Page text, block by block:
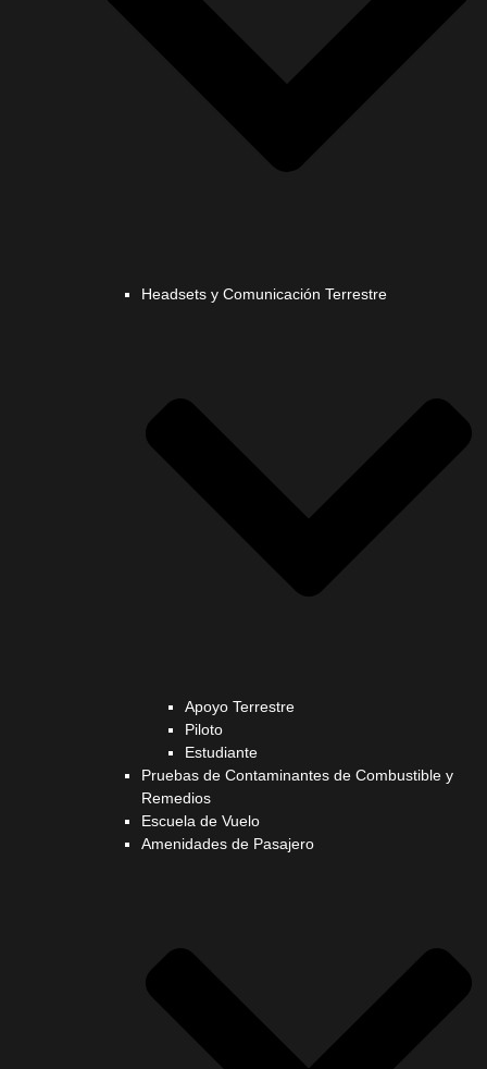
Headsets y Comunicación Terrestre
Apoyo Terrestre
Piloto
Estudiante
Pruebas de Contaminantes de Combustible y
Remedios
Escuela de Vuelo
Amenidades de Pasajero